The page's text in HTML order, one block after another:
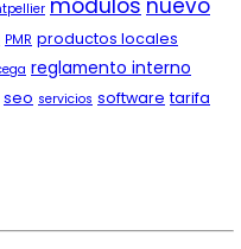
módulos nuevo
PMR productos locales
reglamento interno
seo servicios software tarifa